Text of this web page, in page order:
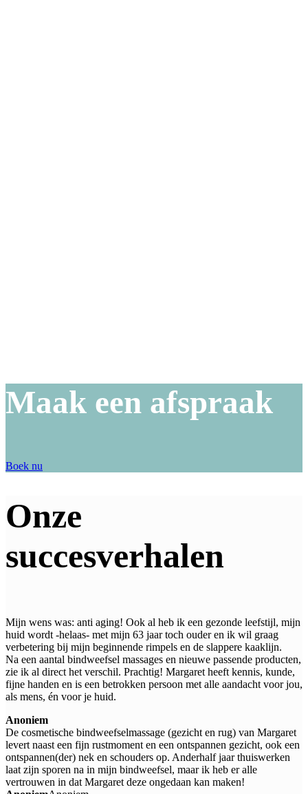
Maak een afspraak
Boek nu
Onze
succesverhalen
Mijn wens was: anti aging! Ook al heb ik een gezonde leefstijl, mijn
huid wordt -helaas- met mijn 63 jaar toch ouder en ik wil graag
verbetering bij mijn beginnende rimpels en de slappere kaaklijn.
Na een aantal bindweefsel massages en nieuwe passende producten,
zie ik al direct het verschil. Prachtig! Margaret heeft kennis, kunde,
fijne handen en is een betrokken persoon met alle aandacht voor jou,
als mens, én voor je huid.
Anoniem
De cosmetische bindweefselmassage (gezicht en rug) van Margaret
levert naast een fijn rustmoment en een ontspannen gezicht, ook een
ontspannen(der) nek en schouders op. Anderhalf jaar thuiswerken
laat zijn sporen na in mijn bindweefsel, maar ik heb er alle
vertrouwen in dat Margaret deze ongedaan kan maken!